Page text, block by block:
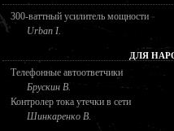
300-ваттный усилитель мощности
Urban I.
ДЛЯ
Телефонные автоответчики
Брускин В.
Контролер тока утечки в сети
Шинкаренко В.